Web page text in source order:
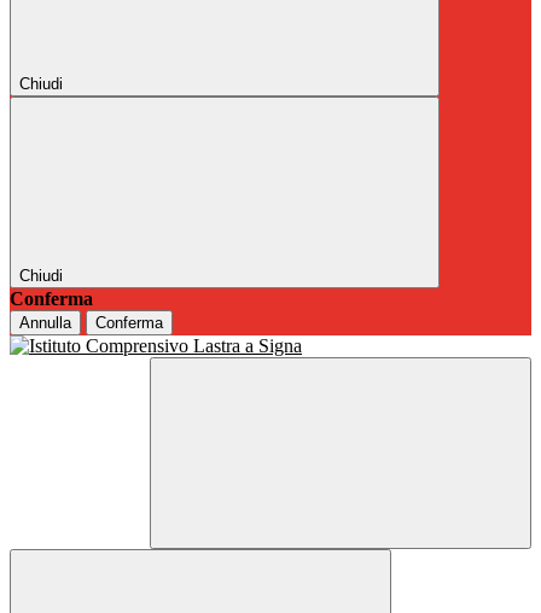
Chiudi
Chiudi
Conferma
Annulla Conferma